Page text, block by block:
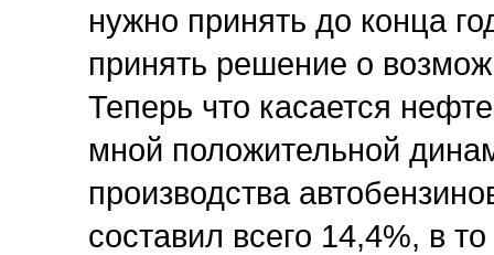
нужно принять до конца
принять решение о
Теперь что касается
мной положительной
производства
составил всего 14,4%, в